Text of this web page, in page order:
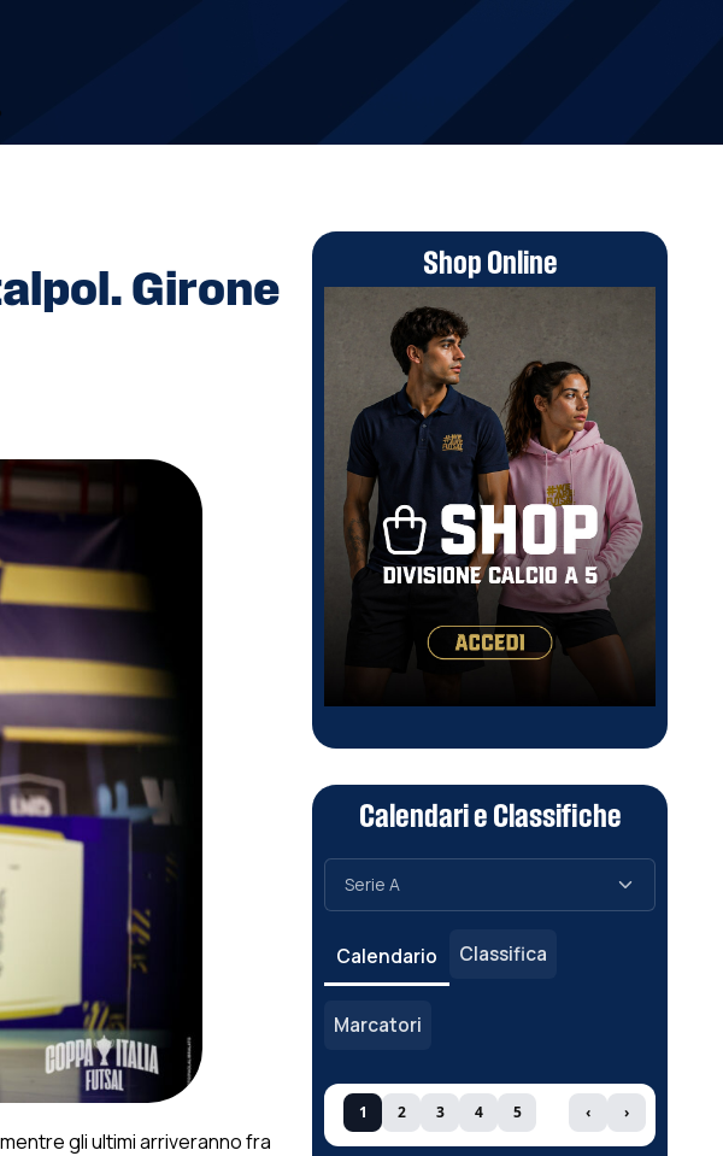
Girone
gli ultimi arriveranno fra
Shop Online
Calendari e Classifiche
Calendario Classifica
Marcatori
1 2 3 4 5 ‹ ›